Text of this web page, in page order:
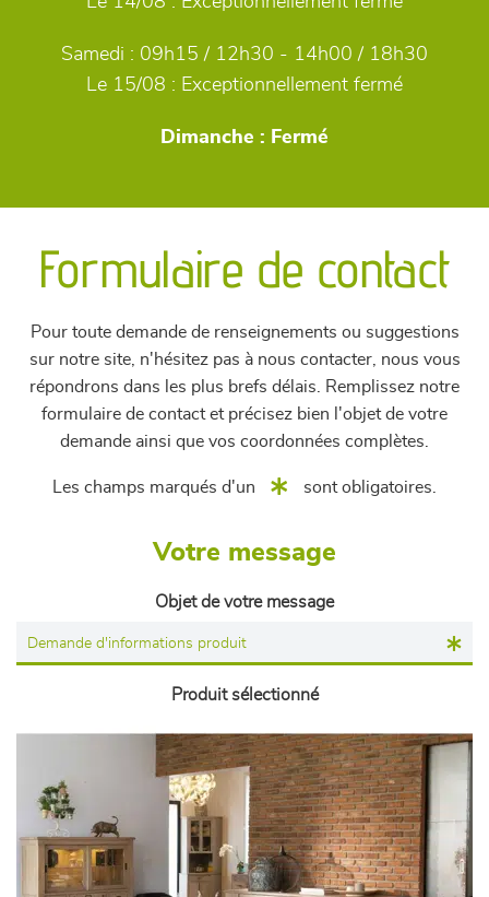
Samedi : 09h15 / 12h30 - 14h00 / 18h30
Le 15/08 : Exceptionnellement fermé
Dimanche : Fermé
Formulaire de contact
Pour toute demande de renseignements ou suggestions
sur notre site, n'hésitez pas à nous contacter, nous vous
répondrons dans les plus brefs délais. Remplissez notre
formulaire de contact et précisez bien l'objet de votre
demande ainsi que vos coordonnées complètes.
Les champs marqués d'un sont obligatoires.
Votre message
Objet de votre message
Produit sélectionné